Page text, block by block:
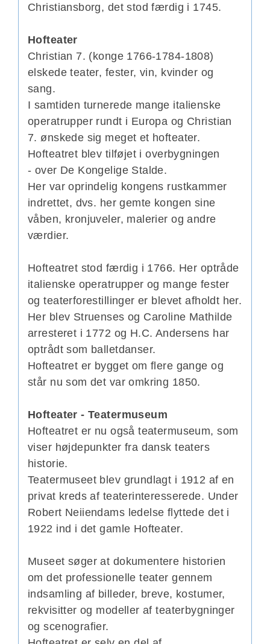
Christiansborg, det stod færdig i 1745.
Hofteater
Christian 7. (konge 1766-1784-1808)
elskede teater, fester, vin, kvinder og
sang.
I samtiden turnerede mange italienske
operatrupper rundt i Europa og Christian
7. ønskede sig meget et hofteater.
Hofteatret blev tilføjet i overbygningen
- over De Kongelige Stalde.
Her var oprindelig kongens rustkammer
indrettet, dvs. her gemte kongen sine
våben, kronjuveler, malerier og andre
værdier.
Hofteatret stod færdig i 1766. Her optråde
italienske operatrupper og mange fester
og teaterforestillinger er blevet afholdt her.
Her blev Struenses og Caroline Mathilde
arresteret i 1772 og H.C. Andersens har
optrådt som balletdanser.
Hofteatret er bygget om flere gange og
står nu som det var omkring 1850.
Hofteater - Teatermuseum
Hofteatret er nu også teatermuseum, som
viser højdepunkter fra dansk teaters
historie.
Teatermuseet blev grundlagt i 1912 af en
privat kreds af teaterinteresserede. Under
Robert Neiiendams ledelse flyttede det i
1922 ind i det gamle Hofteater.
Museet søger at dokumentere historien
om det professionelle teater gennem
indsamling af billeder, breve, kostumer,
rekvisitter og modeller af teaterbygninger
og scenografier.